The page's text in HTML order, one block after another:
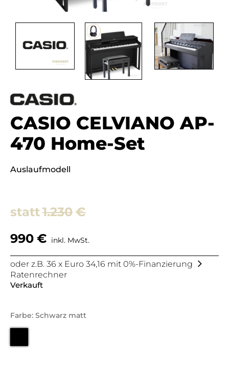
CASIO CELVIANO AP-
470 Home-Set
Auslaufmodell
1.230 €
990 € inkl. MwSt.
oder z.B. 36 x Euro 34,16 mit 0%-Finanzierung
Ratenrechner
Verkauft
Farbe: Schwarz matt